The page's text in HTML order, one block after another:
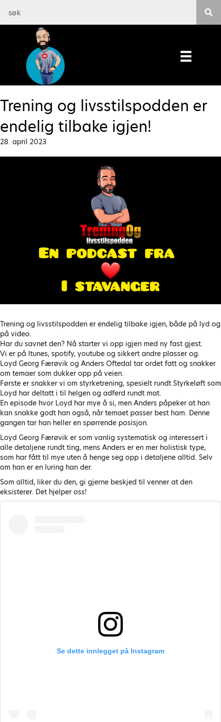
Trening og livsstilspodden er
endelig tilbake igjen!
28. april 2023
Trening og livsstilspodden er endelig tilbake igjen, både på lyd og
på video.
Har du savnet den? Nå starter vi opp igjen med ny fast gjest.
Vi er på Itunes, spotify, youtube og sikkert andre plasser og.
Loyd Georg Færøvik og Anders Oftedal tar ordet fatt og snakker
om temaer som dukker opp på veien.
Første er snakker vi om styrketrening, spesielt rundt Styrkeløft som
Loyd har deltatt i til helgen og adferd rundt mat.
En episode hvor Loyd har mye å si, men Anders påpeker at han
kan snakke godt han også, når temaet passer best ham. Denne
gangen tar han heller en spørrende posisjon.
Loyd Georg Færøvik er som vanlig systematisk og interessert i
alle detaljene rundt ting, mens Anders er en mer holistisk type,
som har fått til mye uten å henge seg opp i detaljene alltid. Selv
om han er en luring han der.
Som alltid, liker du den, gi gjerne beskjed til venner at den
eksisterer. Det hjelper oss!
Se dette innlegget på Instagram